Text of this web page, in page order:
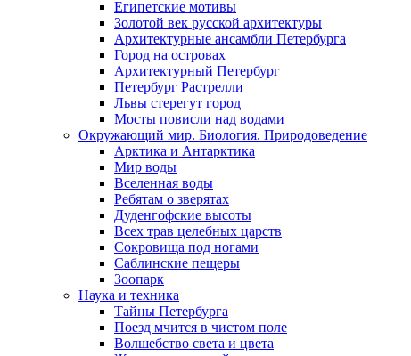
Египетские мотивы
Золотой век русской архитектуры
Архитектурные ансамбли Петербурга
Город на островах
Архитектурный Петербург
Петербург Растрелли
Львы стерегут город
Мосты повисли над водами
Окружающий мир. Биология. Природоведение
Арктика и Антарктика
Мир воды
Вселенная воды
Ребятам о зверятах
Дуденгофские высоты
Всех трав целебных царств
Сокровища под ногами
Саблинские пещеры
Зоопарк
Наука и техника
Тайны Петербурга
Поезд мчится в чистом поле
Волшебство света и цвета